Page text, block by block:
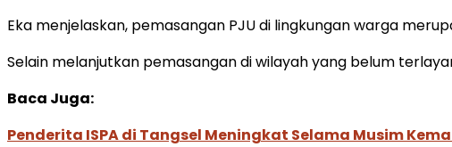
Eka menjelaskan, pemasangan PJU di lingkungan warga
Selain melanjutkan pemasangan di wilayah yang belum
Baca Juga:
Penderita ISPA di Tangsel Meningkat Selama Musim